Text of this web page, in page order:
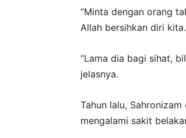
“Minta dengan orang
Allah bersihkan diri kita.
“Lama dia bagi sihat,
jelasnya.
Tahun lalu,
mengalami sakit